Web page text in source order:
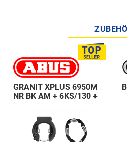
GRANIT XPLUS 6950M
NR BK AM + 6KS/130 +